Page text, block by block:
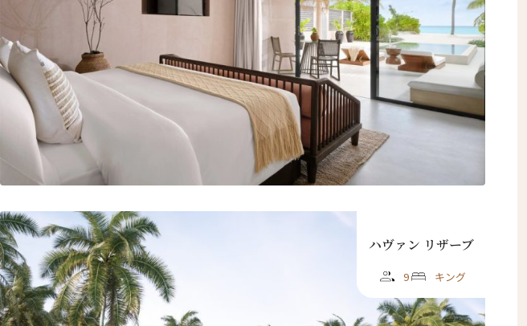
ハヴァン リザーブ
9 キング